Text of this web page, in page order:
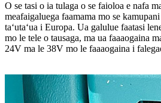
O se tasi o ia tulaga o se faioloa e nafa
meafaigaluega faamama mo se
taʻutaʻua i Europa. Ua galulue faatasi
mo le tele o tausaga, ma ua faaaogaina
24V ma le 38V mo le faaaogaina i